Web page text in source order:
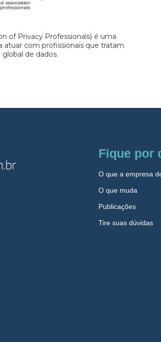
of Privacy Professionals) é uma
atuar com profissionais que tratam
global de dados.
Fique por
O que a empresa
O que muda
Publicações
Tire suas dúvidas